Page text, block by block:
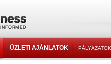
ÜZLETI AJÁNLATOK PÁLYÁZATOK